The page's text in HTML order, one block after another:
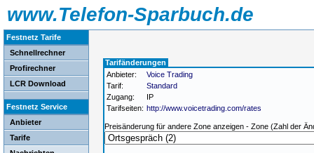
www.Telefon-Sparbuch.de
Festnetz Tarife
Schnellrechner
Profirechner
LCR Download
Festnetz Service
Anbieter
Tarife
Tarifänderungen
Anbieter:
Voice Trading
Tarif:
Standard
Zugang:
IP
Tarifseiten: http://www.voicetrading.com/rates
Preisänderung für andere Zone anzeigen - Zone (Zahl der